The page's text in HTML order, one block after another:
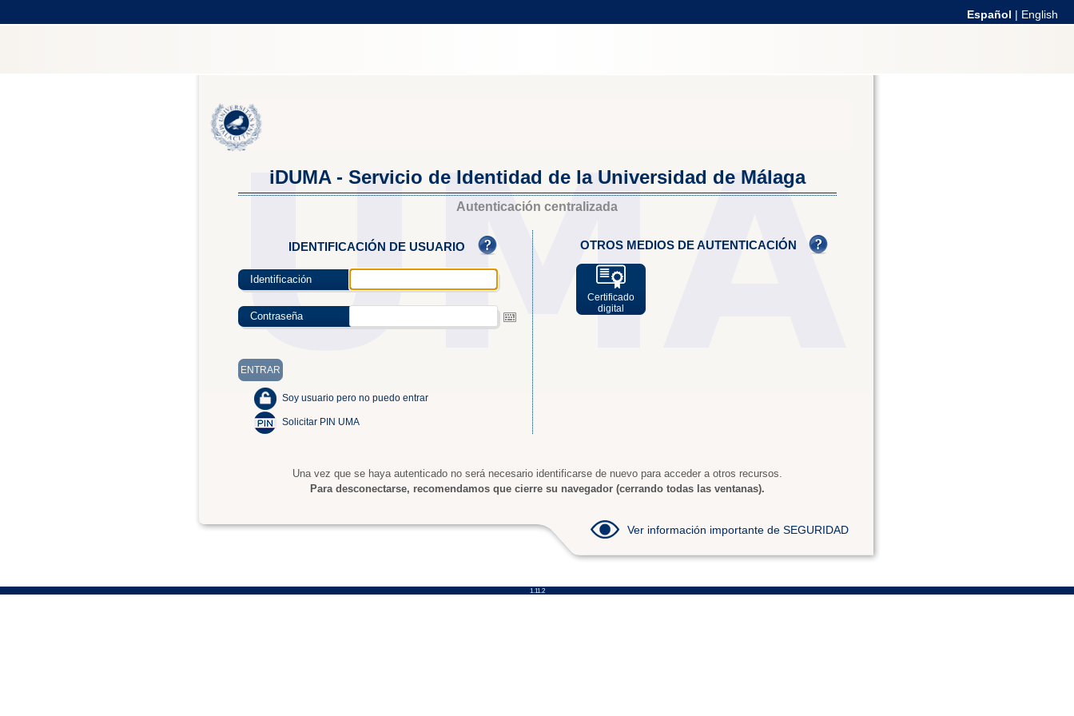
Español | English
iDUMA - Servicio de Identidad de la Universidad de Málaga
Autenticación centralizada
IDENTIFICACIÓN DE USUARIO
Identificación
Contraseña
Soy usuario pero no puedo entrar
Solicitar PIN UMA
OTROS MEDIOS DE AUTENTICACIÓN
Certificado
digital
Una vez que se haya autenticado no será necesario identificarse de nuevo para acceder a otros recursos.
Para desconectarse, recomendamos que cierre su navegador (cerrando todas las ventanas).
Ver información importante de SEGURIDAD
1.11.2